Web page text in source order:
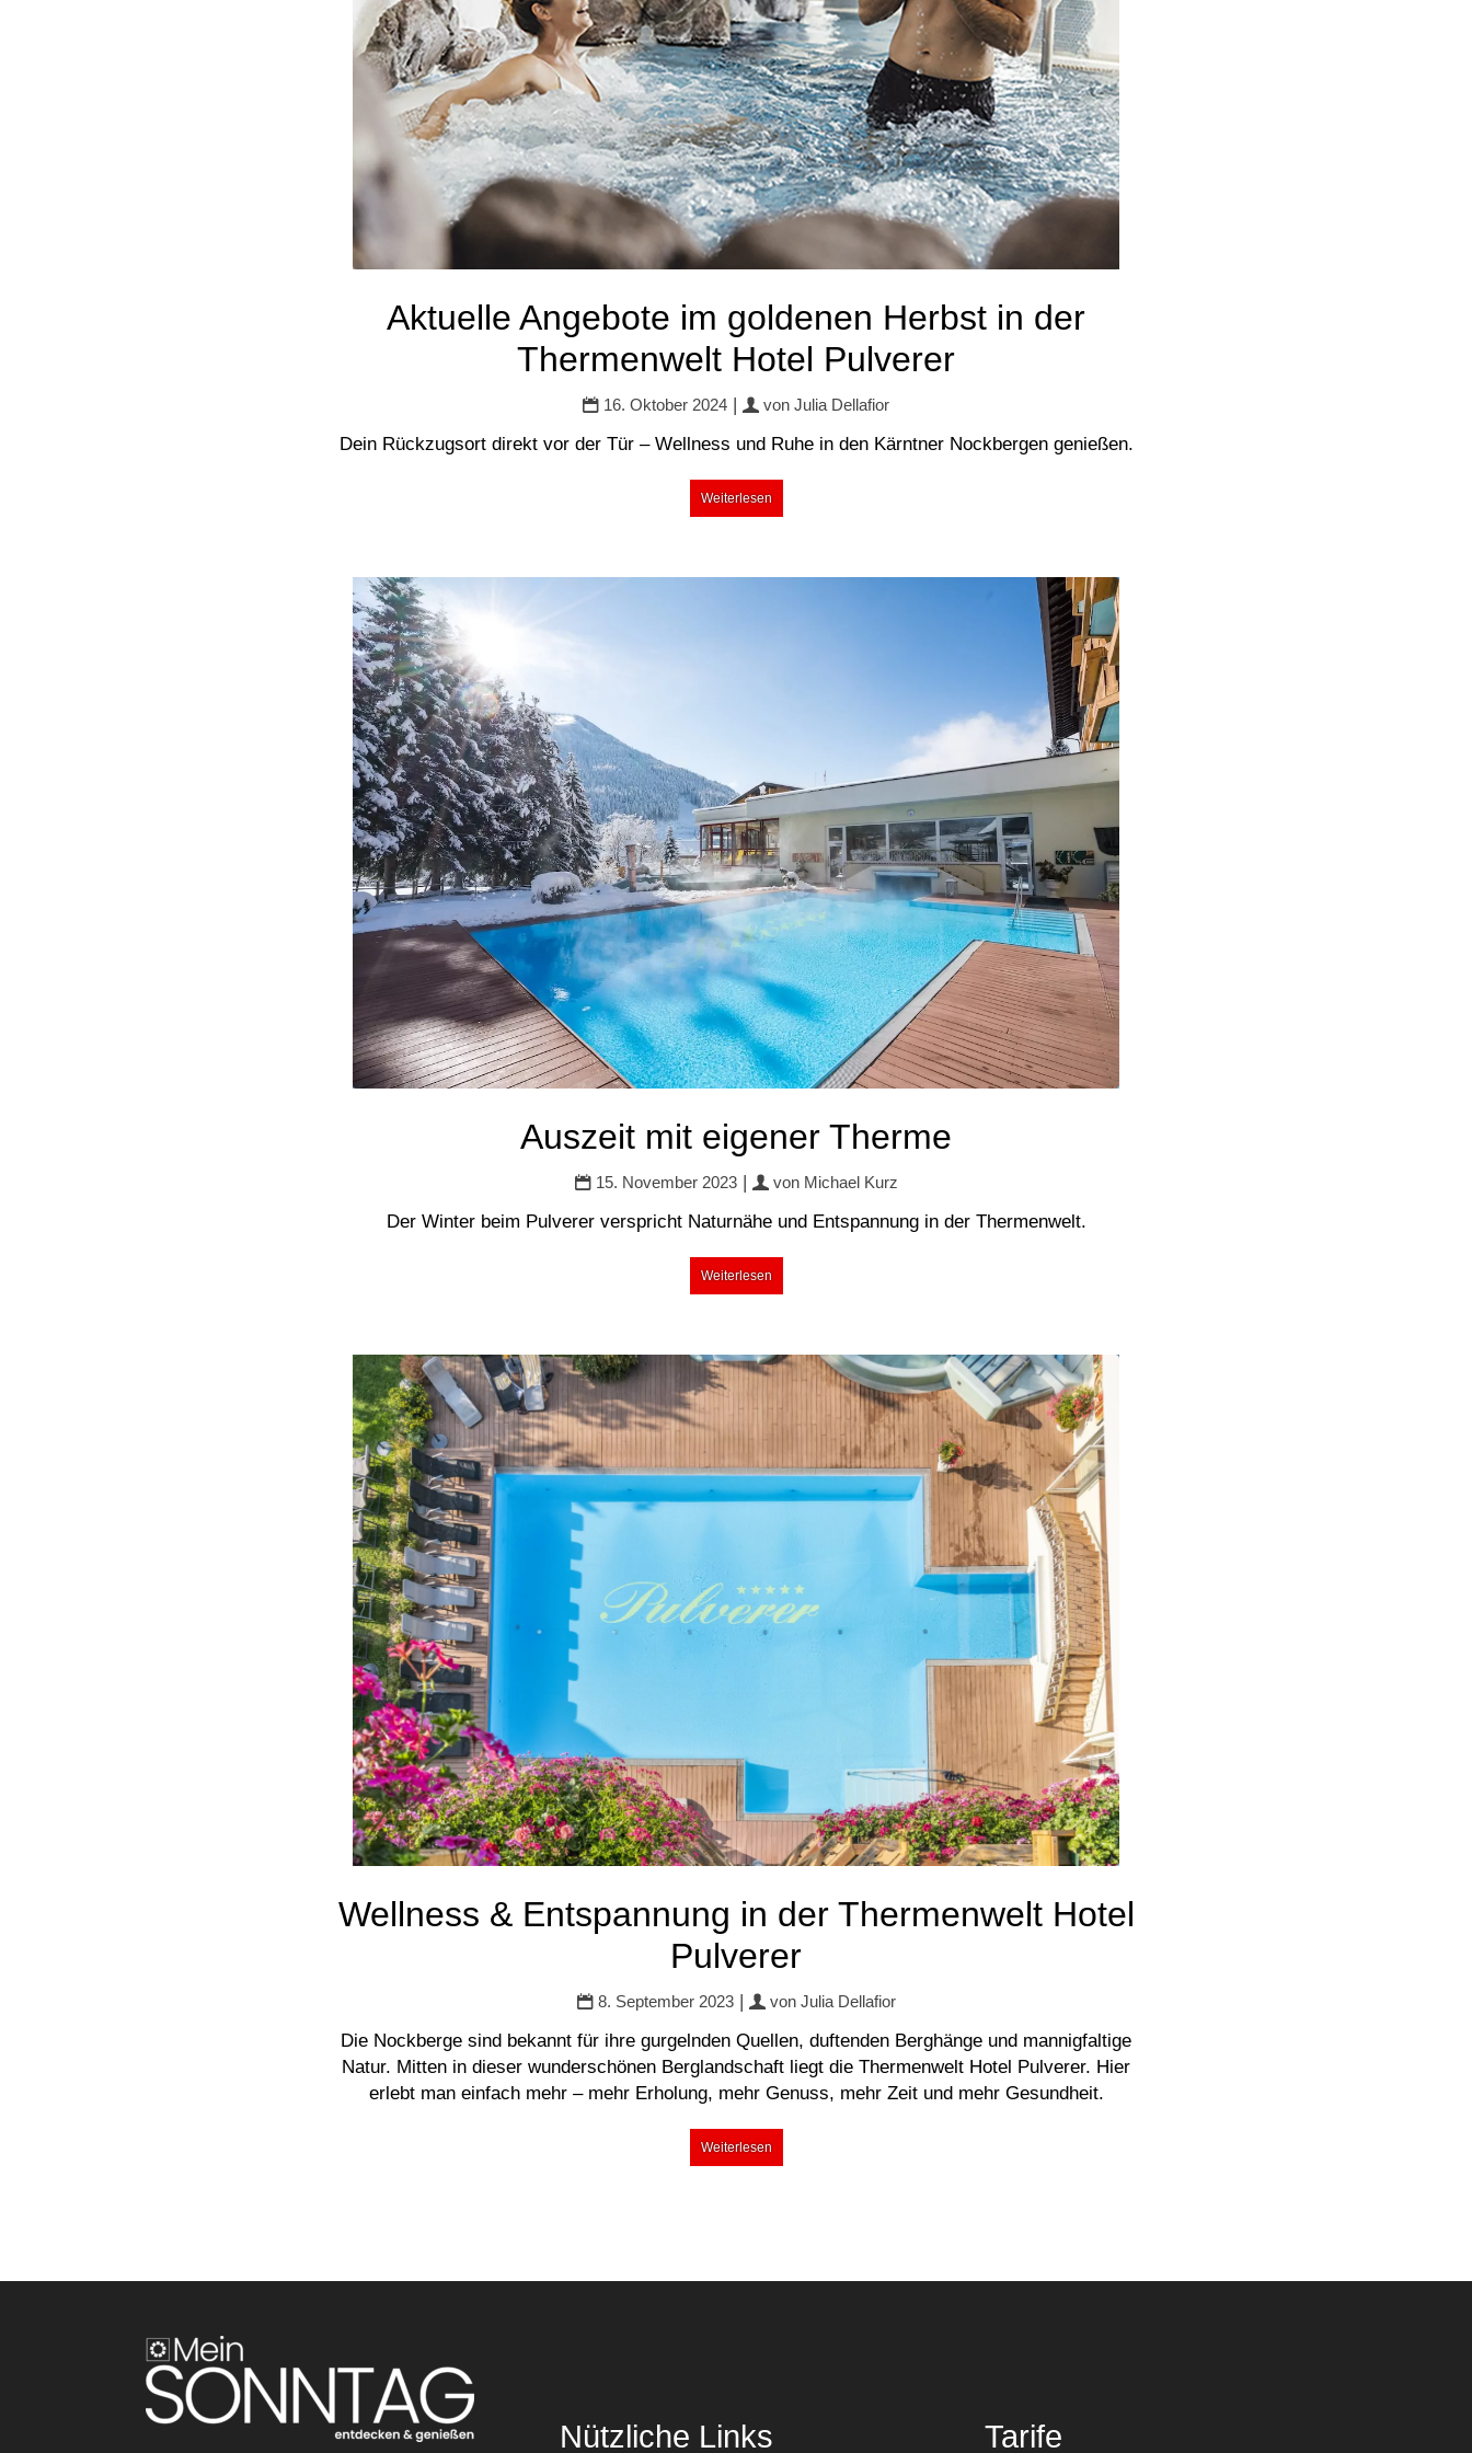
Aktuelle Angebote im goldenen Herbst in der
Thermenwelt Hotel Pulverer
16. Oktober 2024 | von Julia Dellafior
Dein Rückzugsort direkt vor der Tür – Wellness und Ruhe in den Kärntner Nockbergen genießen.
Weiterlesen
Auszeit mit eigener Therme
15. November 2023 von Michael Kurz
Der Winter beim Pulverer verspricht Naturnähe und Entspannung in der Thermenwelt.
Weiterlesen
Wellness & Entspannung in der Thermenwelt Hotel
Pulverer
8. September 2023 von Julia Dellafior
Die Nockberge sind bekannt für ihre gurgelnden Quellen, duftenden Berghänge und mannigfaltige
Natur. Mitten in dieser wunderschönen Berglandschaft liegt die Thermenwelt Hotel Pulverer. Hier
erlebt man einfach mehr – mehr Erholung, mehr Genuss, mehr Zeit und mehr Gesundheit.
Weiterlesen
Nützliche Links Tarife